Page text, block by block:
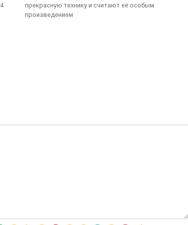
прекрасную технику и считают её особым
произведением